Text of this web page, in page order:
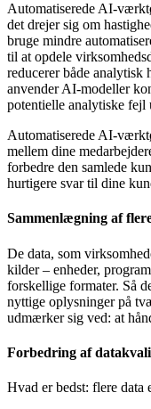
Automatiserede AI-
det drejer sig om
bruge mindre
til at opdele
reducerer både analytisk
anvender AI-modeller
potentielle analytiske fejl
Automatiserede AI-
mellem dine
forbedre den samlede
hurtigere svar til dine
Sammenlægning af
De data, som
kilder – enheder,
forskellige formater. Så
nyttige oplysninger på
udmærker sig ved: at
Forbedring af
Hvad er bedst: flere data